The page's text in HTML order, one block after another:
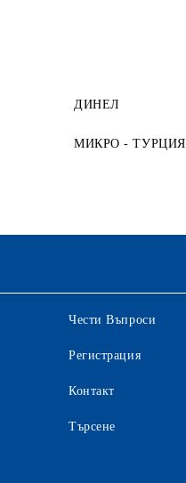
ДИНЕЛ
МИКРО - ТУРЦИЯ
Чести Въпроси
Регистрация
Контакт
Търсене